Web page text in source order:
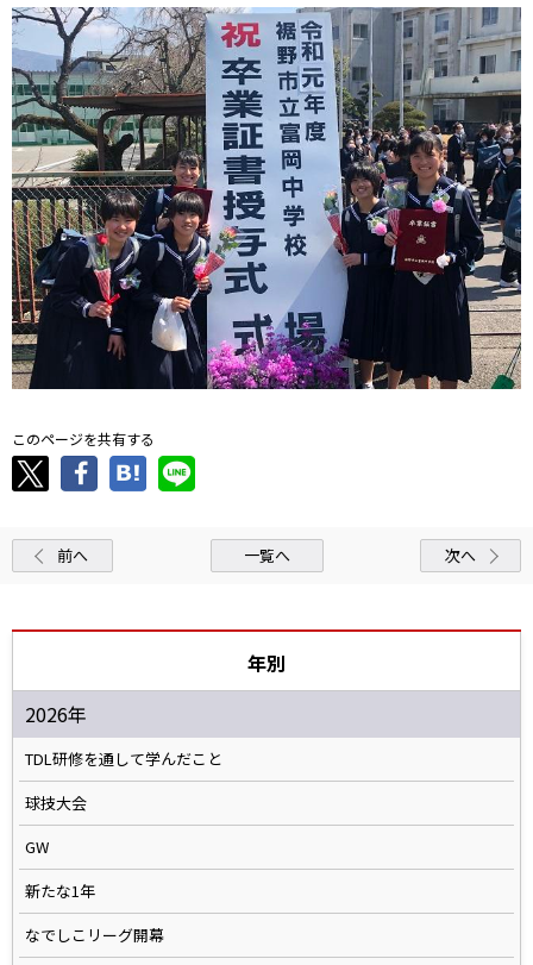
このページを共有する
前へ 一覧へ 次へ
年別
2026年
TDL研修を通して学んだこと
球技大会
GW
新たな1年
なでしこリーグ開幕